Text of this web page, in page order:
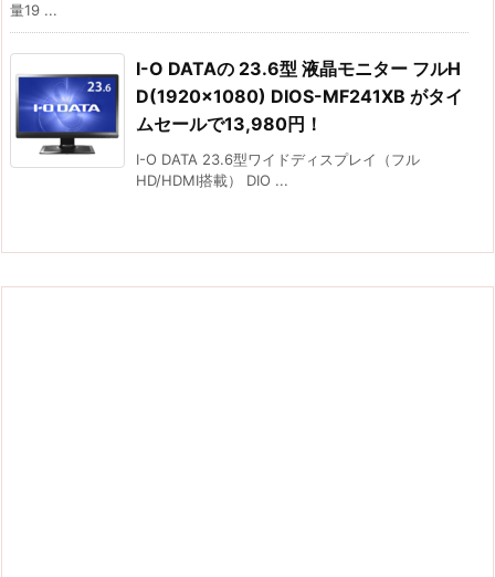
量19 ...
I-O DATAの 23.6型 液晶モニター フルH
D(1920×1080) DIOS-MF241XB がタイ
ムセールで13,980円！
I-O DATA 23.6型ワイドディスプレイ（フル
HD/HDMI搭載） DIO ...